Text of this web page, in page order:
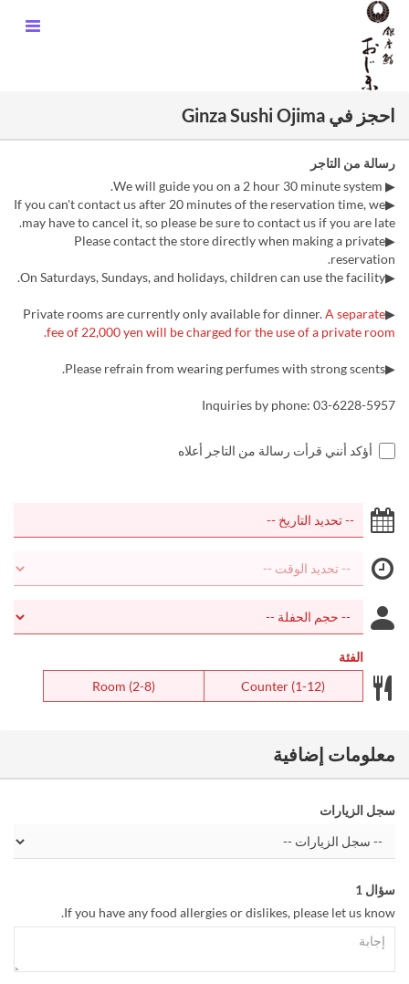
احجز في Ginza Sushi Ojima
رسالة من التاجر
▶ We will guide you on a 2 hour 30 minute system.
▶If you can't contact us after 20 minutes of the reservation time, we
may have to cancel it, so please be sure to contact us if you are late.
▶Please contact the store directly when making a private
reservation.
▶On Saturdays, Sundays, and holidays, children can use the facility.
▶Private rooms are currently only available for dinner.
A separate
fee of 22,000 yen will be charged for the use of a private room.
▶Please refrain from wearing perfumes with strong scents.
Inquiries by phone: 03-6228-5957
أؤكد أنني قرأت رسالة من التاجر أعلاه
الفئة
Counter (1-12)
Room (2-8)
معلومات إضافية
سجل الزيارات
سؤال 1
If you have any food allergies or dislikes, please let us know.